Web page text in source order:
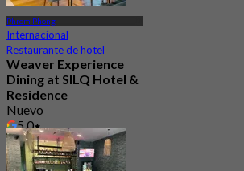
Phrom Phong
Internacional
Restaurante de hotel
Weaver Experience
Dining at SILQ Hotel &
Residence
Nuevo
5.0
Desde฿ 463.33